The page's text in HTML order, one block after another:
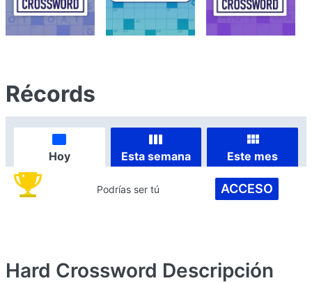
Récords
Hoy Esta semana Este mes
Podrías ser tú ACCESO
Hard Crossword Descripción